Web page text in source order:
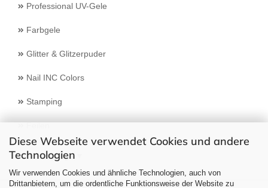
Diese Webseite verwendet Cookies und andere
Technologien
Wir verwenden Cookies und ähnliche Technologien, auch von
Drittanbietern, um die ordentliche Funktionsweise der Website zu
Professional UV-Gele
Farbgele
Glitter & Glitzerpuder
Nail INC Colors
Stamping
Feilen
Select Language